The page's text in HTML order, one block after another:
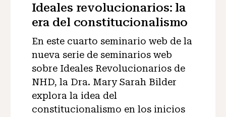
Ideales revolucionarios: la
era del constitucionalismo
En este cuarto seminario web de la
nueva serie de seminarios web
sobre Ideales Revolucionarios de
NHD, la Dra. Mary Sarah Bilder
explora la idea del
constitucionalismo en los inicios